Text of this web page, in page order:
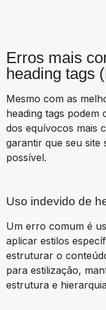
Erros mais
heading tags
Mesmo com as
heading tags podem
dos equívocos mais
garantir que seu site
possível.
Uso indevido de
Um erro comum é
aplicar estilos
estruturar o
para estilização,
estrutura e